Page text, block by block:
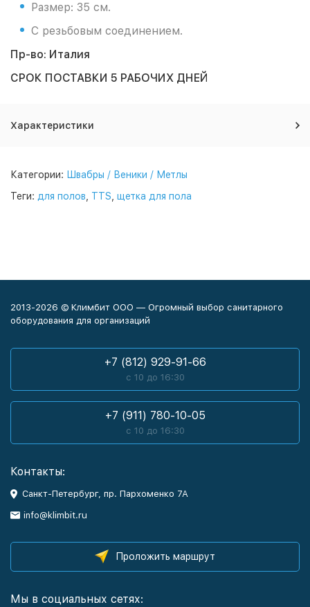
Размер: 35 см.
С резьбовым соединением.
Пр-во: Италия
СРОК ПОСТАВКИ 5 РАБОЧИХ ДНЕЙ
Характеристики
Категории: Швабры / Веники / Метлы
Теги: для полов TTS щетка для пола
2013-2026 © Климбит ООО — Огромный выбор санитарного
оборудования для организаций
+7 (812) 929-91-66
с 10 до 16:30
+7 (911) 780-10-05
с 10 до 16:30
Контакты:
Санкт-Петербург, пр. Пархоменко 7А
info@klimbit.ru
Проложить маршрут
Мы в социальных сетях: